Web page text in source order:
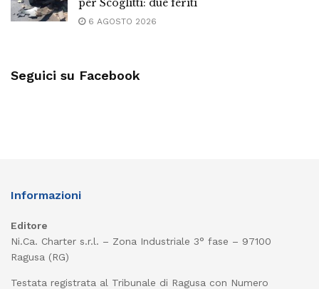
6 AGOSTO 2026
Seguici su Facebook
Informazioni
Editore
Ni.Ca. Charter s.r.l. – Zona Industriale 3° fase – 97100
Ragusa (RG)
Testata registrata al Tribunale di Ragusa con Numero